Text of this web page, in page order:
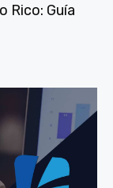
Rico: Guía